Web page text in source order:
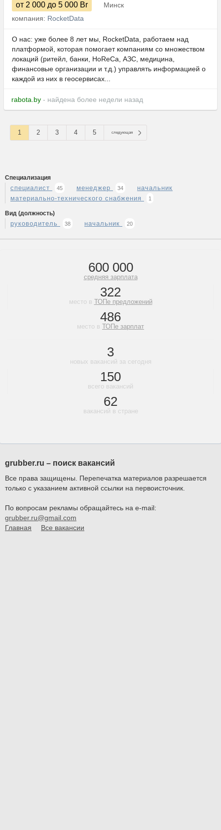
от 2 000 до 5 000 Br
Минск
компания: RocketData
О нас: уже более 8 лет мы, RocketData, работаем над
платформой, которая помогает компаниям со множеством
локаций (ритейл, банки, HoReCa, АЗС, медицина,
финансовые организации и т.д.) управлять информацией о
каждой из них в геосервисах...
rabota.by - найдена более недели назад
1 2 3 4 5 следующая
Специализация
специалист 45 менеджер 34
начальник
материально-технического снабжения
1
Вид (должность)
руководитель 38 начальник 20
600 000
средняя зарплата
322
место в ТОПе предложений
486
место в ТОПе зарплат
3
новых вакансий за сегодня
150
всего вакансий
62
вакансий в стране
grubber.ru – поиск вакансий
Все права защищены. Перепечатка материалов разрешается
только с указанием активной ссылки на первоисточник.
По вопросам рекламы обращайтесь на e-mail:
grubber.ru@gmail.com
Главная
Все вакансии